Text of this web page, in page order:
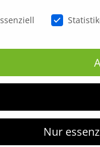
nächsten
Nur